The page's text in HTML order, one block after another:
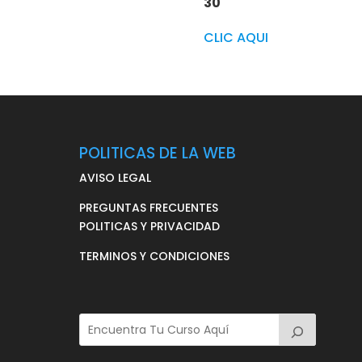
CLIC AQUI
POLITICAS DE LA WEB
AVISO LEGAL
PREGUNTAS FRECUENTES
POLITICAS Y PRIVACIDAD
TERMINOS Y CONDICIONES